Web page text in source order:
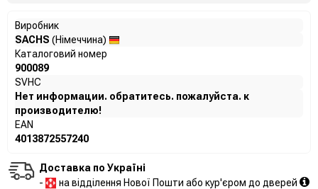
Виробник
SACHS (Німеччина)
Каталоговий номер
900089
SVHC
Нет информации. обратитесь. пожалуйста. к
производителю!
EAN
4013872557240
Доставка по Україні
-
на відділення Нової Пошти або кур'єром до дверей